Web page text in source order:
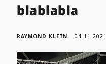
blablabla
RAYMOND KLEIN 04.11.2021